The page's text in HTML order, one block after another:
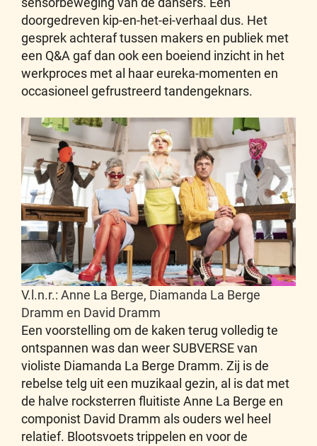
doorgedreven kip-en-het-ei-verhaal dus. Het
gesprek achteraf tussen makers en publiek met
een Q&A gaf dan ook een boeiend inzicht in het
werkproces met al haar eureka-momenten en
occasioneel gefrustreerd tandengeknars.
V.l.n.r.: Anne La Berge, Diamanda La Berge
Dramm en David Dramm
Een voorstelling om de kaken terug volledig te
ontspannen was dan weer SUBVERSE van
violiste Diamanda La Berge Dramm. Zij is de
rebelse telg uit een muzikaal gezin, al is dat met
de halve rocksterren fluitiste Anne La Berge en
componist David Dramm als ouders wel heel
relatief. Blootsvoets trippelen en voor de